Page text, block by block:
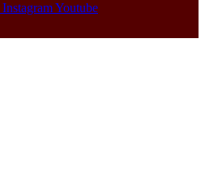
InstagramYoutube